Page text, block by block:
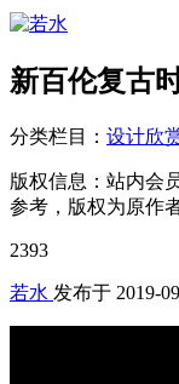
新百伦复古
分类栏目： 设计欣
版权信息： 站内会
参考，版权为原作
2393
若水 发布于 2019-